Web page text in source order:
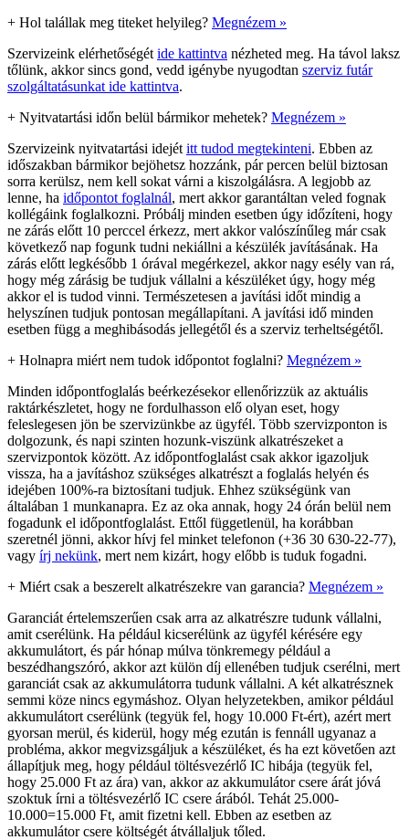
+ Hol talállak meg titeket helyileg? Megnézem »
Szervizeink elérhetőségét ide kattintva nézheted meg. Ha távol laksz
tőlünk, akkor sincs gond, vedd igénybe nyugodtan szerviz futár
szolgáltatásunkat ide kattintva.
+ Nyitvatartási időn belül bármikor mehetek? Megnézem »
Szervizeink nyitvatartási idejét itt tudod megtekinteni. Ebben az
időszakban bármikor bejöhetsz hozzánk, pár percen belül biztosan
sorra kerülsz, nem kell sokat várni a kiszolgálásra. A legjobb az
lenne, ha időpontot foglalnál, mert akkor garantáltan veled fognak
kollégáink foglalkozni. Próbálj minden esetben úgy időzíteni, hogy
ne zárás előtt 10 perccel érkezz, mert akkor valószínűleg már csak
következő nap fogunk tudni nekiállni a készülék javításának. Ha
zárás előtt legkésőbb 1 órával megérkezel, akkor nagy esély van rá,
hogy még zárásig be tudjuk vállalni a készüléket úgy, hogy még
akkor el is tudod vinni. Természetesen a javítási időt mindig a
helyszínen tudjuk pontosan megállapítani. A javítási idő minden
esetben függ a meghibásodás jellegétől és a szerviz terheltségétől.
+ Holnapra miért nem tudok időpontot foglalni? Megnézem »
Minden időpontfoglalás beérkezésekor ellenőrizzük az aktuális
raktárkészletet, hogy ne fordulhasson elő olyan eset, hogy
feleslegesen jön be szervizünkbe az ügyfél. Több szervizponton is
dolgozunk, és napi szinten hozunk-viszünk alkatrészeket a
szervizpontok között. Az időpontfoglalást csak akkor igazoljuk
vissza, ha a javításhoz szükséges alkatrészt a foglalás helyén és
idejében 100%-ra biztosítani tudjuk. Ehhez szükségünk van
általában 1 munkanapra. Ez az oka annak, hogy 24 órán belül nem
fogadunk el időpontfoglalást. Ettől függetlenül, ha korábban
szeretnél jönni, akkor hívj fel minket telefonon (+36 30 630-22-77),
vagy írj nekünk, mert nem kizárt, hogy előbb is tuduk fogadni.
+ Miért csak a beszerelt alkatrészekre van garancia? Megnézem »
Garanciát értelemszerűen csak arra az alkatrészre tudunk vállalni,
amit cserélünk. Ha például kicserélünk az ügyfél kérésére egy
akkumulátort, és pár hónap múlva tönkremegy például a
beszédhangszóró, akkor azt külön díj ellenében tudjuk cserélni, mert
garanciát csak az akkumulátorra tudunk vállalni. A két alkatrésznek
semmi köze nincs egymáshoz. Olyan helyzetekben, amikor például
akkumulátort cserélünk (tegyük fel, hogy 10.000 Ft-ért), azért mert
gyorsan merül, és kiderül, hogy még ezután is fennáll ugyanaz a
probléma, akkor megvizsgáljuk a készüléket, és ha ezt követően azt
állapítjuk meg, hogy például töltésvezérlő IC hibája (tegyük fel,
hogy 25.000 Ft az ára) van, akkor az akkumulátor csere árát jóvá
szoktuk írni a töltésvezérlő IC csere árából. Tehát 25.000-
10.000=15.000 Ft, amit fizetni kell. Ebben az esetben az
akkumulátor csere költségét átvállaljuk tőled.